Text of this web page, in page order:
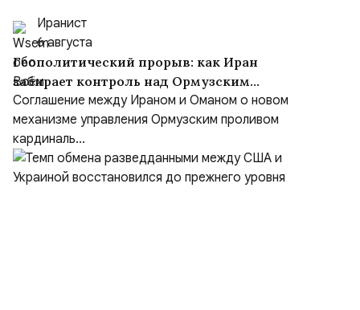
Иранист
6 августа
Геополитический прорыв: как Иран
забирает контроль над Ормузским
проливом
Соглашение между Ираном и Оманом о новом
механизме управления Ормузским проливом
кардиналь...